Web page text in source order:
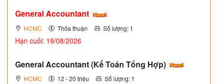
General Accountant
HCMC Thỏa thuận Số lượng: 1
Hạn cuối: 19/08/2026
General Accountant (Kế Toán Tổng Hợp)
HCMC 12 - 20 triệu Số lượng: 1